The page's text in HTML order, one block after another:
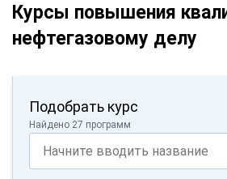
Курсы повышения
нефтегазовому делу
Подобрать курс
Найдено 27 программ